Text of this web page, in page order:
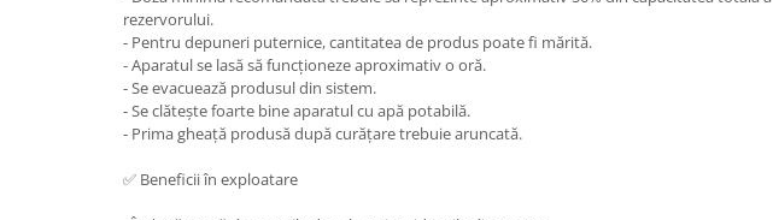
rezervorului.
- Pentru depuneri puternice, cantitatea de produs poate fi mărită.
- Aparatul se lasă să funcționeze aproximativ o oră.
- Se evacuează produsul din sistem.
- Se clătește foarte bine aparatul cu apă potabilă.
- Prima gheață produsă după curățare trebuie aruncată.
✅ Beneficii în exploatare